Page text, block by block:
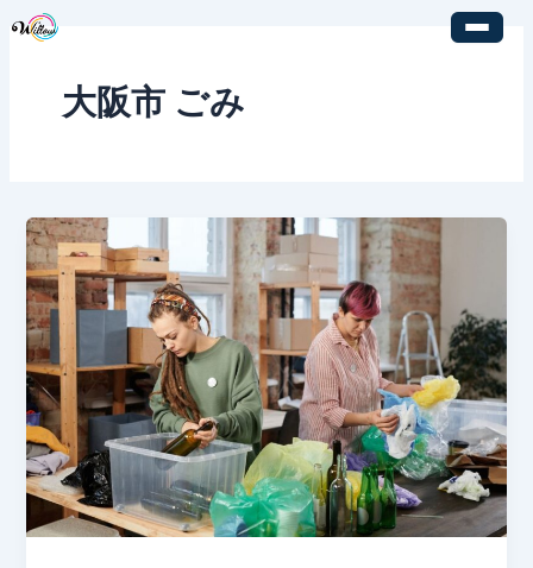
大阪市 ごみ